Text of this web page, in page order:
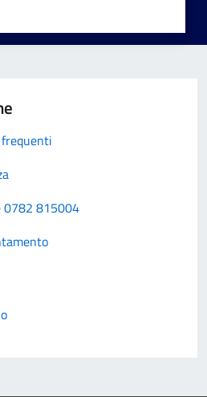
0782 815004